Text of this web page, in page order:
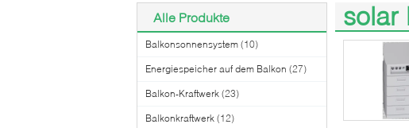
Alle Produkte
Balkonsonnensystem (10)
Energiespeicher auf dem Balkon (27)
Balkon-Kraftwerk (23)
Balkonkraftwerk (12)
solar
(29)